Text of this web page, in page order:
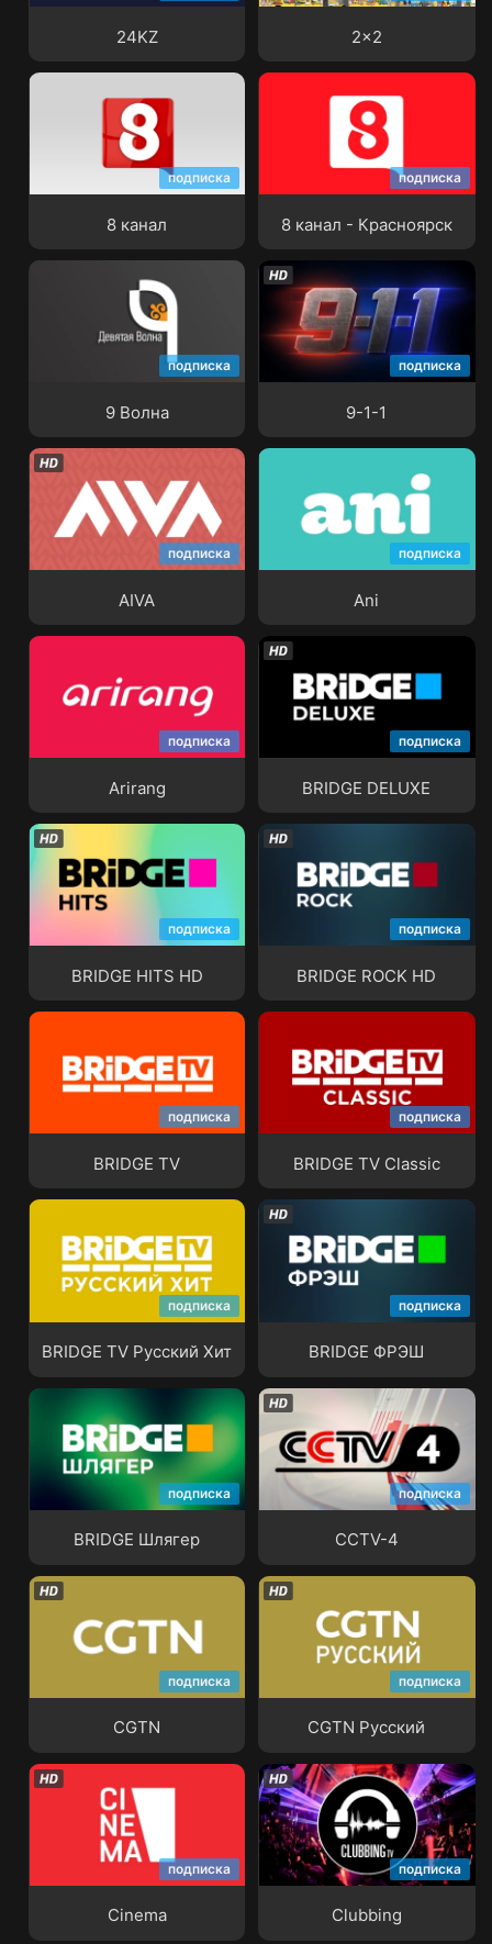
24KZ 2x2
подписка
8 канал
подписка
8 канал - Красноярск
8 канал - Красноярск
подписка
9 Волна
подписка
9-1-1
9-1-1
подписка
AIVA
подписка
Ani
подписка
Arirang
подписка
BRIDGE DELUXE
подписка
BRIDGE HITS HD
подписка
BRIDGE ROCK HD
подписка
BRIDGE TV
подписка
BRIDGE TV Classic
подписка
BRIDGE TV Русский Хит
BRIDGE TV Русский Хит
подписка
BRIDGE ФРЭШ
подписка
BRIDGE Шлягер
BRIDGE Шлягер
подписка
CCTV-4
CCTV-4
подписка
CGTN
подписка
CGTN Русский
подписка
Cinema
подписка
Clubbing
Clubbing